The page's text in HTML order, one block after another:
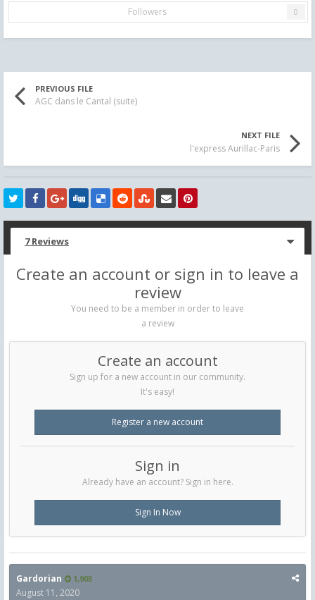
Followers 0
PREVIOUS FILE
AGC dans le Cantal (suite)
NEXT FILE
l'express Aurillac-Paris
7 Reviews
Create an account or sign in to leave a
review
You need to be a member in order to leave
a review
Create an account
Sign up for a new account in our community.
It's easy!
Register a new account
Sign in
Already have an account? Sign in here.
Sign In Now
Gardorian 1,903
August 11, 2020